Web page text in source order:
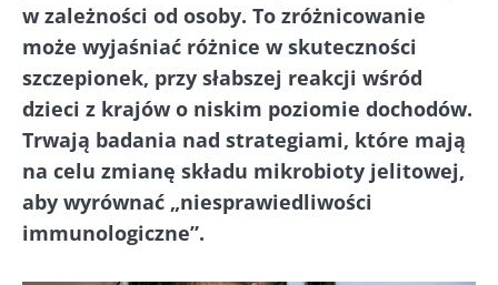
w zależności od osoby. To zróżnicowanie
może wyjaśniać różnice w skuteczności
szczepionek, przy słabszej reakcji wśród
dzieci z krajów o niskim poziomie dochodów.
Trwają badania nad strategiami, które mają
na celu zmianę składu mikrobioty jelitowej,
aby wyrównać „niesprawiedliwości
immunologiczne”.